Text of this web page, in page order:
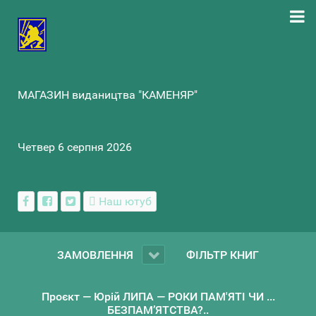
МАГАЗИН видаництва "КАМЕНЯР"
Четвер 6 серпня 2026
Наш ютуб
ЗАМОВЛЕННЯ ФІЛЬТР КНИГ
Проєкт — Юрій ЛИПА — РОКИ ПАМ'ЯТІ ЧИ ...
БЕЗПАМ’ЯТСТВА?..